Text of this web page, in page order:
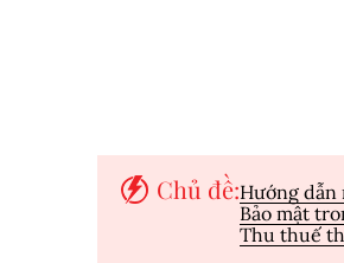
Chủ đề:Hướng dẫn
Bảo mật
Thu thuế